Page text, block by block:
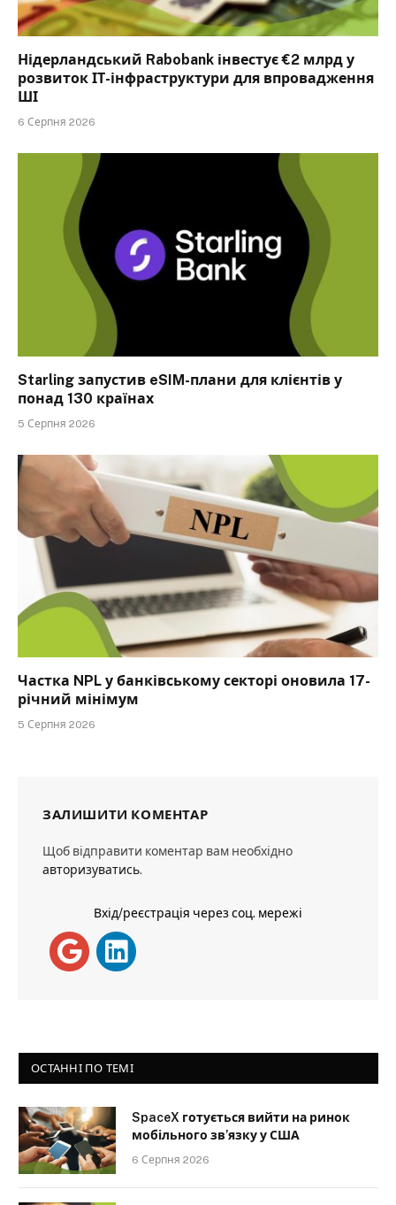
Нідерландський Rabobank інвестує €2 млрд у
розвиток ІТ-інфраструктури для впровадження
ШІ
6 Серпня 2026
Starling запустив eSIM-плани для клієнтів у
понад 130 країнах
5 Серпня 2026
Частка NPL у банківському секторі оновила 17-
річний мінімум
5 Серпня 2026
ЗАЛИШИТИ КОМЕНТАР
Щоб відправити коментар вам необхідно
авторизуватись.
Вхід/реєстрація через соц. мережі
ОСТАННІ ПО ТЕМІ
SpaceX готується вийти на ринок
мобільного зв’язку у США
6 Серпня 2026